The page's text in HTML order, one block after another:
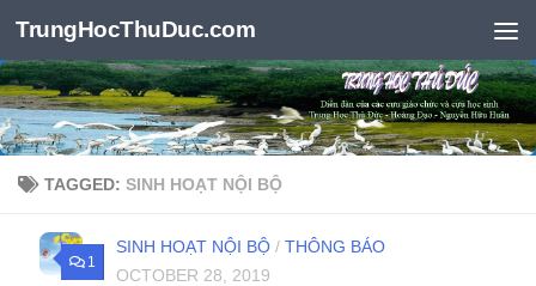
Skip to content
TrungHocThuDuc.com
TAGGED: SINH HOẠT NỘI BỘ
1
SINH HOẠT NỘI BỘ / THÔNG BÁO
OCTOBER 28, 2019